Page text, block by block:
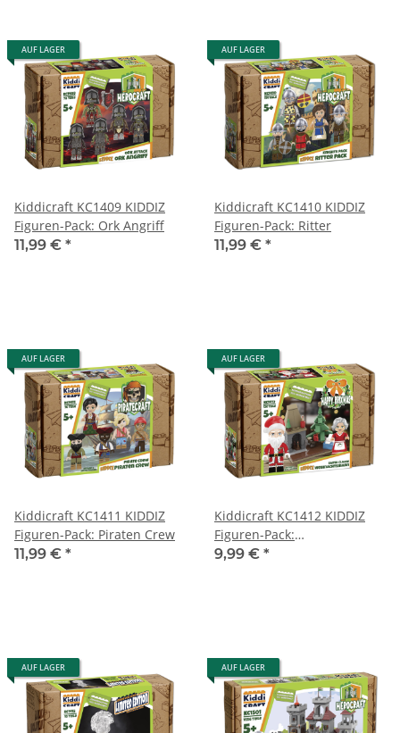
AUF LAGER
Kiddicraft KC1409 KIDDIZ
Figuren-Pack: Ork Angriff
11,99 € *
AUF LAGER
Kiddicraft KC1410 KIDDIZ
Figuren-Pack: Ritter
11,99 € *
AUF LAGER
Kiddicraft KC1411 KIDDIZ
Figuren-Pack: Piraten Crew
11,99 € *
AUF LAGER
Kiddicraft KC1412 KIDDIZ
Figuren-Pack:
Weihnachtsmann
9,99 € *
AUF LAGER AUF LAGER